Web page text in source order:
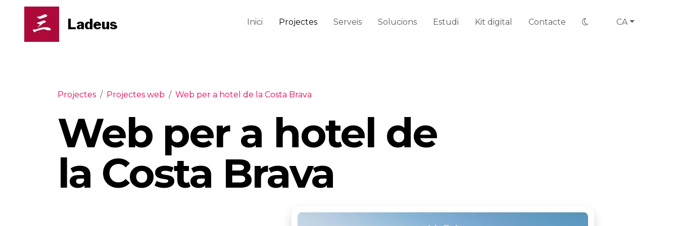
Ladeus Inici Projectes Serveis Solucions Estudi Kit digital Contacte CA
Projectes / Projectes web / Web per a hotel de la Costa Brava
Web per a hotel de
la Costa Brava